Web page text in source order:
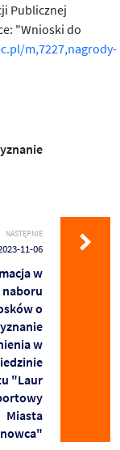
Publicznej
"Wnioski do
m,7227,nagrody-
NASTĘPNIE
11-06
w
o
w
"Laur
Miasta